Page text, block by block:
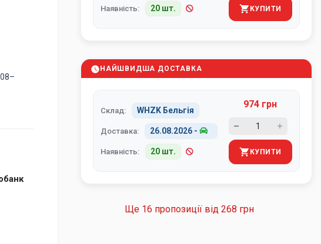
Наявність: 20 шт. КУПИТИ
НАЙШВИДША ДОСТАВКА
Склад: WHZK Бельгія
Доставка: 26.08.2026 -
Наявність: 20 шт.
974 грн
КУПИТИ
Ще 16 пропозиції від 268 грн